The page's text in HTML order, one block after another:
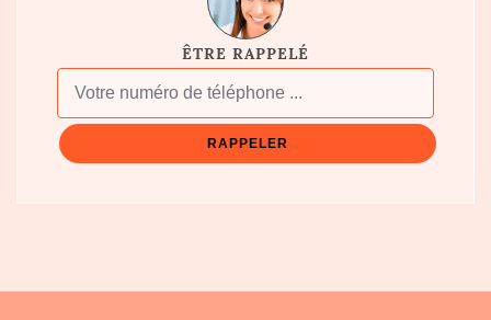
ÊTRE RAPPELÉ